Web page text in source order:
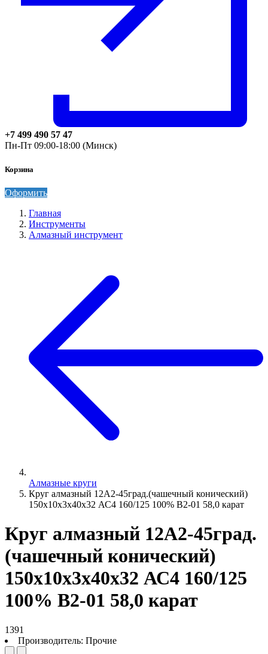
+7 499 490 57 47
Пн-Пт 09:00-18:00 (Минск)
Корзина
Оформить
Главная
Инструменты
Алмазный инструмент
Алмазные круги
Круг алмазный 12А2-45град.(чашечный конический)
150х10х3х40х32 АС4 160/125 100% В2-01 58,0 карат
Круг алмазный 12А2-45град.
(чашечный конический)
150х10х3х40х32 АС4 160/125
100% В2-01 58,0 карат
1391
Производитель: Прочие